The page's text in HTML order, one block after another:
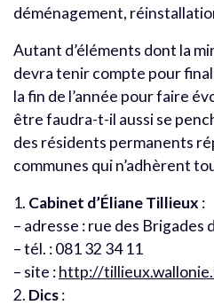
déménagement,
Autant d’éléments dont la
devra tenir compte pour
la fin de l’année pour faire
être faudra-t-il aussi se
des résidents permanents
communes qui n’adhèrent
1. Cabinet d’Éliane Tillieux :
– adresse : rue des Brigades
– tél. : 081 32 34 11
– site :http://
2. Dics: